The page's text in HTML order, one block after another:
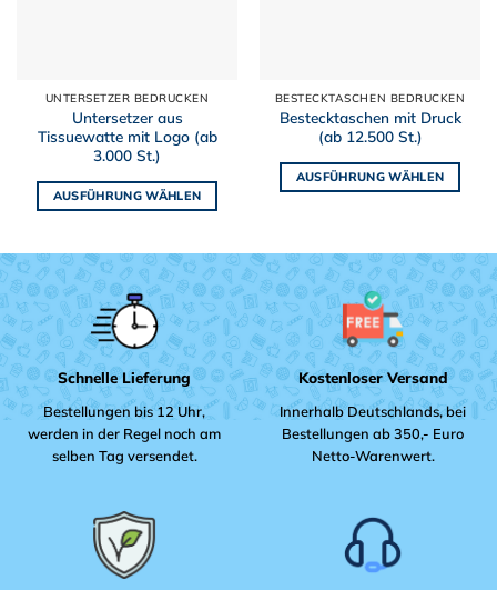
UNTERSETZER BEDRUCKEN
Untersetzer aus
Tissuewatte mit Logo (ab
3.000 St.)
AUSFÜHRUNG WÄHLEN
weist
mehrere
Varianten
auf.
Die
Optionen
können
auf
der
werden
BESTECKTASCHEN BEDRUCKEN
Bestecktaschen mit Druck
(ab 12.500 St.)
AUSFÜHRUNG WÄHLEN
weist
mehrere
Varianten
auf.
Die
Optionen
können
auf
der
Produktseite
Schnelle Lieferung
Bestellungen bis 12 Uhr,
werden in der Regel noch am
selben Tag versendet.
Kostenloser Versand
Innerhalb Deutschlands, bei
Bestellungen ab 350,- Euro
Netto-Warenwert.